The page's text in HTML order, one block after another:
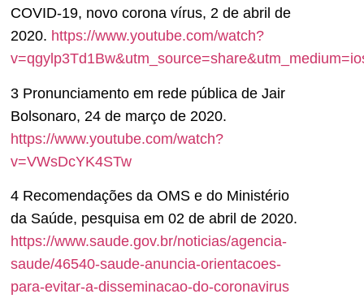
COVID-19, novo corona vírus, 2 de abril de
2020. https://www.youtube.com/watch?
3 Pronunciamento em rede pública de Jair
Bolsonaro, 24 de março de 2020.
https://www.youtube.com/watch?
v=VWsDcYK4STw
4 Recomendações da OMS e do Ministério
da Saúde, pesquisa em 02 de abril de 2020.
https://www.saude.gov.br/noticias/agencia-
saude/46540-saude-anuncia-orientacoes-
para-evitar-a-disseminacao-do-coronavirus